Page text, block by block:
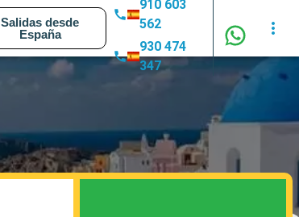
Salidas desde
España
910 603
562
930 474
347